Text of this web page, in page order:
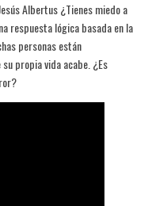
Albertus ¿Tienes miedo a
respuesta lógica basada en la
personas están
propia vida acabe. ¿Es